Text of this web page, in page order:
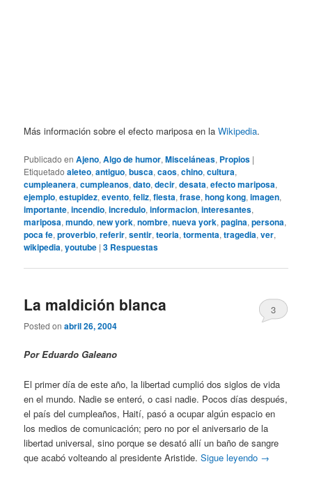
Más información sobre el efecto mariposa en laWikipedia.
Publicado en Ajeno,Algo de humor,Misceláneas, Propios |
Etiquetado aleteo,antiguo,busca,caos,chino,cultura,
cumpleanera,cumpleanos,dato,decir,desata,efecto mariposa,
ejemplo,estupidez,evento,feliz,fiesta,frase,hong kong,imagen,
importante,incendio,incredulo,informacion,interesantes,
mariposa,mundo,new york,nombre,nueva york,pagina,persona,
poca fe,proverbio,referir,sentir,teoria,tormenta,tragedia,ver,
wikipedia,youtube |3 Respuestas
La maldición blanca
Posted onabril 26, 2004
3
Por Eduardo Galeano
El primer día de este año, la libertad cumplió dos siglos de vida
en el mundo. Nadie se enteró, o casi nadie. Pocos días después,
el país del cumpleaños, Haití, pasó a ocupar algún espacio en
los medios de comunicación; pero no por el aniversario de la
libertad universal, sino porque se desató allí un baño de sangre
que acabó volteando al presidente Aristide.Sigue leyendo →